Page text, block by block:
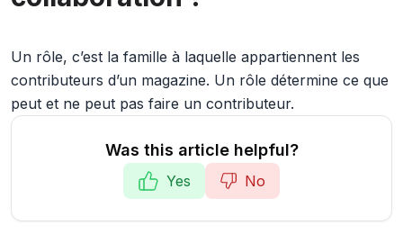
Un rôle, c’est la famille à laquelle appartiennent les
contributeurs d’un magazine. Un rôle détermine ce que
peut et ne peut pas faire un contributeur.
Was this article helpful?
Yes No